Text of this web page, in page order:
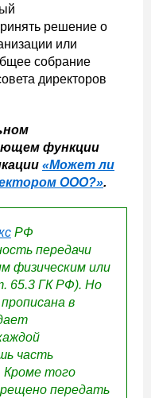
решение о
или
собрание
директоров
функции
«Может ли
ООО?».
РФ
передачи
физическим или
65.3 ГК РФ). Но
в
часть
Кроме того
передать